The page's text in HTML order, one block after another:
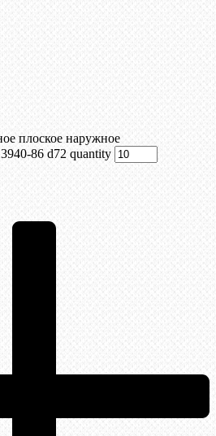
плоское наружное
86 d72 quantity